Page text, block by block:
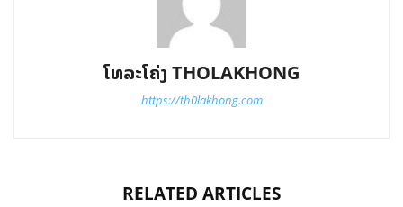
ໂທລະໂຄ່ງ THOLAKHONG
https://th0lakhong.com
RELATED ARTICLES